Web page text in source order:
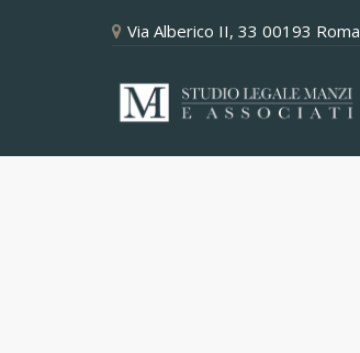
Via Alberico II, 33 00193 Roma